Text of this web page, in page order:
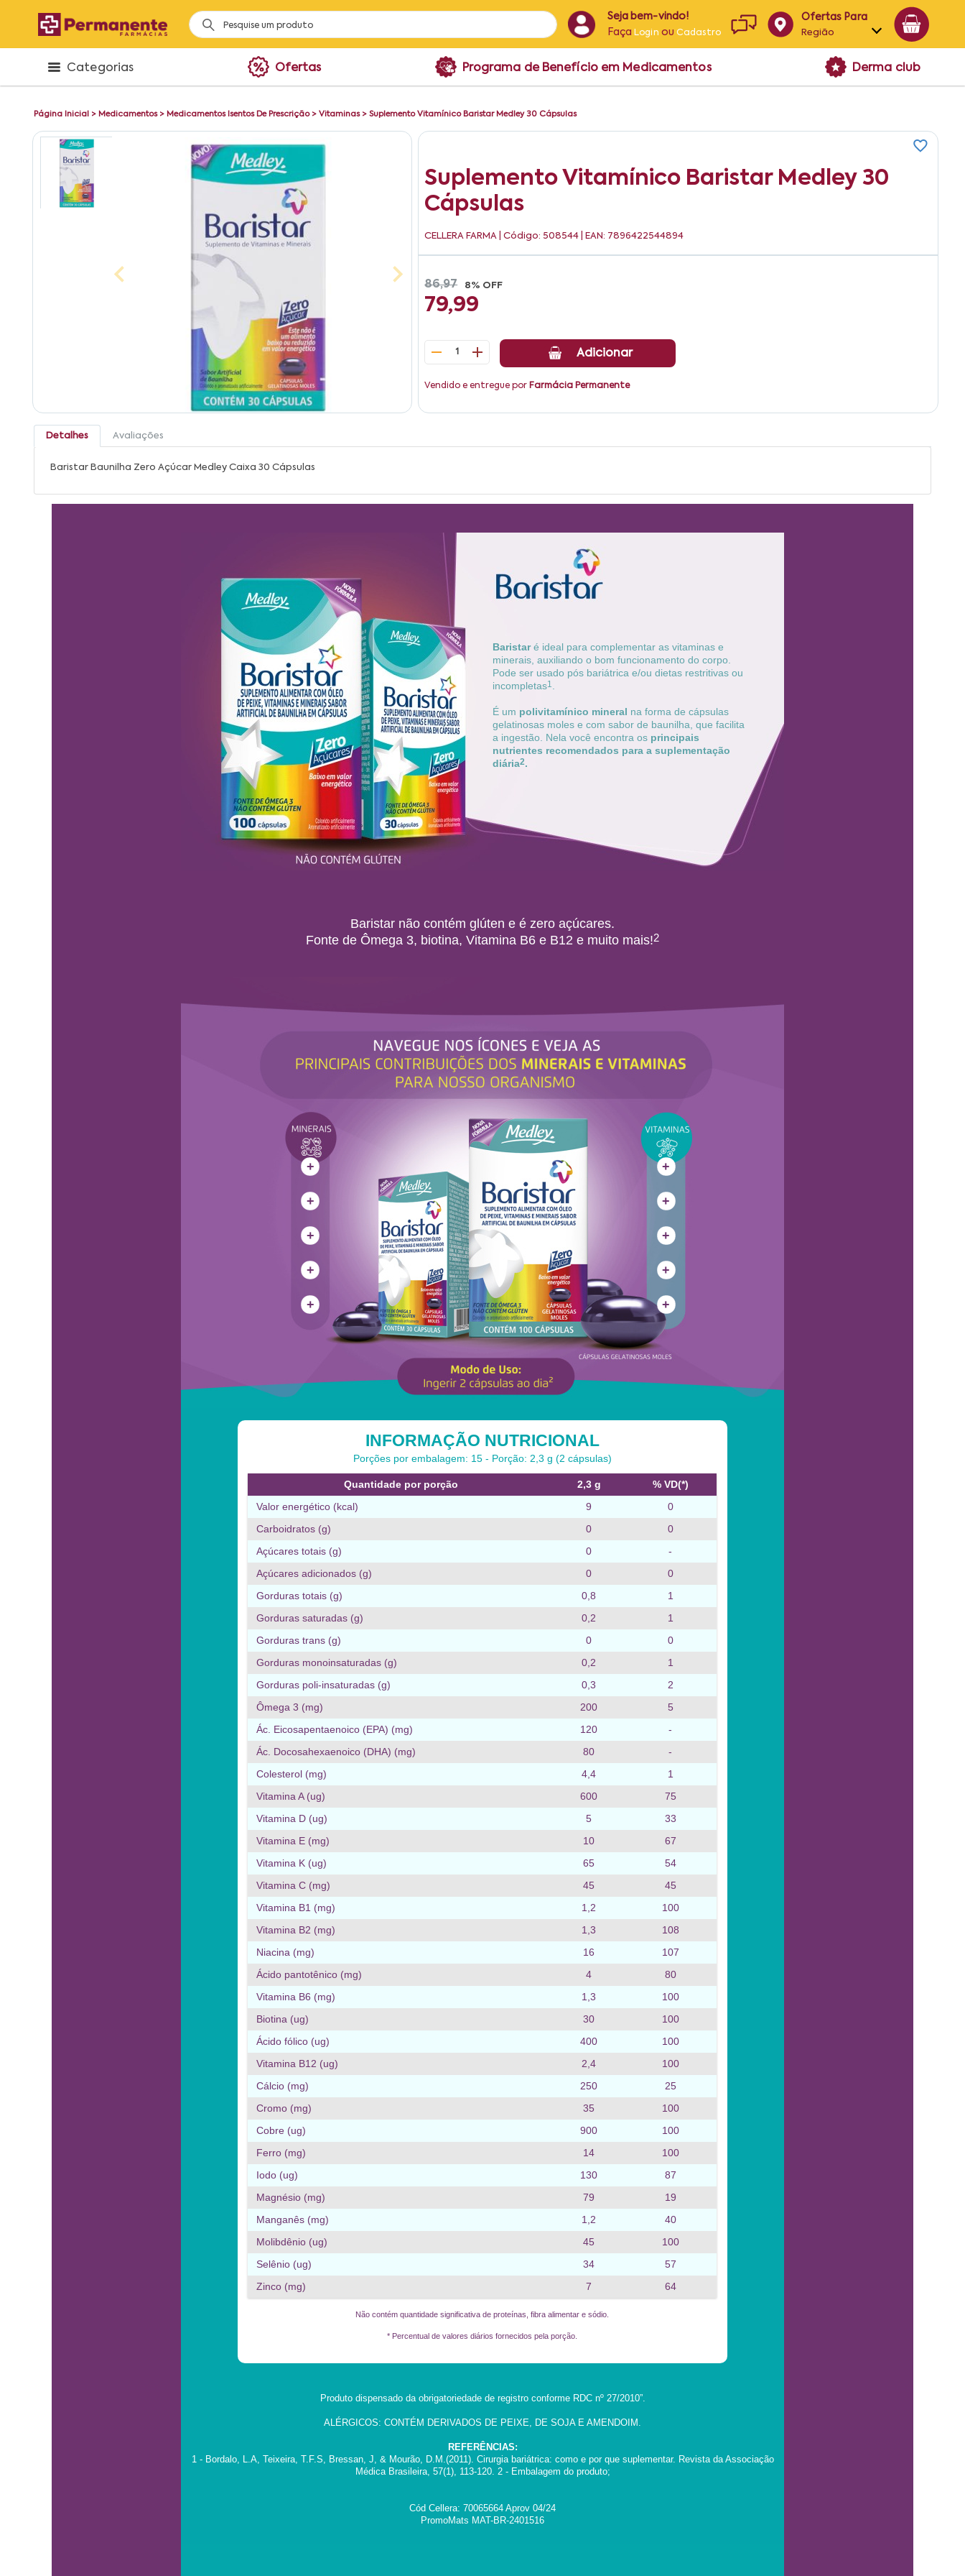
Seja bem-vindo!
Faça Login ouCadastro
Ofertas Para
Região
Alagoas
Categorias Ofertas Programa de Benefício em Medicamentos Derma club
Página Inicial > Medicamentos> Medicamentos Isentos De Prescrição> Vitaminas> Suplemento Vitamínico Baristar Medley 30 Cápsulas
Suplemento Vitamínico Baristar Medley 30
Cápsulas
CELLERA FARMA | Código: 508544 | EAN: 7896422544894
86,97 8% OFF
79,99
1 Adicionar
Vendido e entregue por Farmácia Permanente
Detalhes Avaliações
Baristar Baunilha Zero Açúcar Medley Caixa 30 Cápsulas